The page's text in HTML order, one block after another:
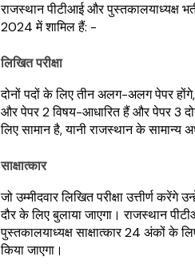
राजस्थान पीटीआई और पुस्तकालयाध्यक्ष
2024 में शामिल हैं: -
लिखित परीक्षा
दोनों पदों के लिए तीन अलग-अलग पेपर
और पेपर 2 विषय-आधारित हैं और पेपर 3
लिए सामान है, यानी राजस्थान के सामान्य
साक्षात्कार
जो उम्मीदवार लिखित परीक्षा उत्तीर्ण करेंगे
दौर के लिए बुलाया जाएगा। राजस्थान
पुस्तकालयाध्यक्ष साक्षात्कार 24 अंकों के
किया जाएगा।